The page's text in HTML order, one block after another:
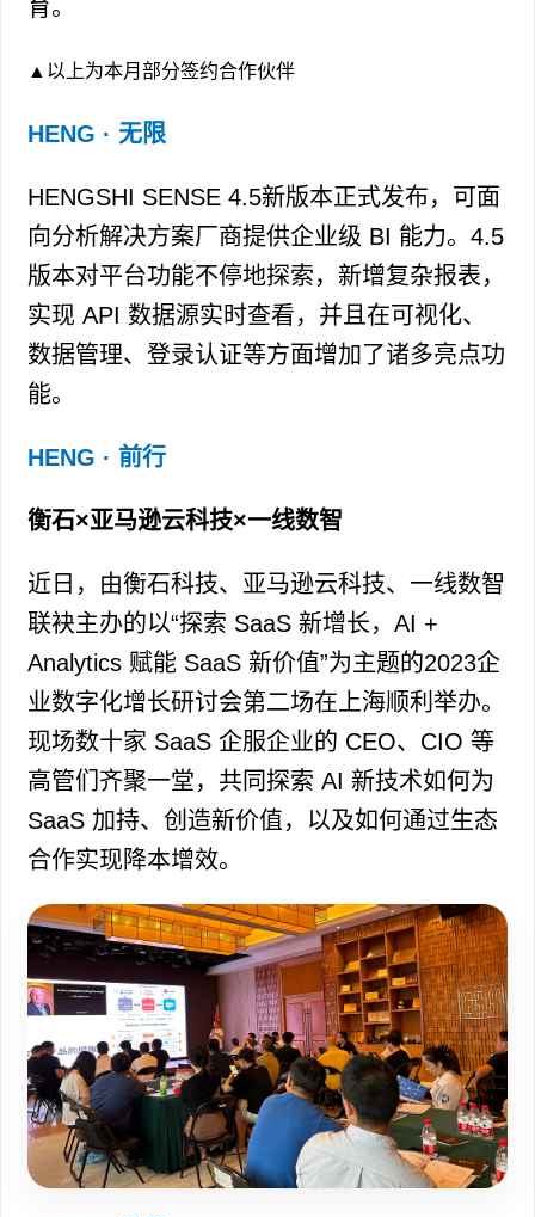
育。
▲以上为本月部分签约合作伙伴
HENG · 无限
HENGSHI SENSE 4.5新版本正式发布，可面
向分析解决方案厂商提供企业级 BI 能力。4.5
版本对平台功能不停地探索，新增复杂报表，
实现 API 数据源实时查看，并且在可视化、
数据管理、登录认证等方面增加了诸多亮点功
能。
HENG · 前行
衡石×亚马逊云科技×一线数智
近日，由衡石科技、亚马逊云科技、一线数智
联袂主办的以“探索 SaaS 新增长，AI +
Analytics 赋能 SaaS 新价值”为主题的2023企
业数字化增长研讨会第二场在上海顺利举办。
现场数十家 SaaS 企服企业的 CEO、CIO 等
高管们齐聚一堂，共同探索 AI 新技术如何为
SaaS 加持、创造新价值，以及如何通过生态
合作实现降本增效。